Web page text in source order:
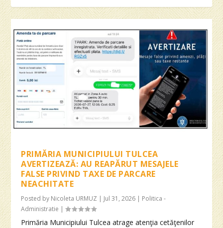
PRIMĂRIA MUNICIPIULUI TULCEA
AVERTIZEAZĂ: AU REAPĂRUT MESAJELE
FALSE PRIVIND TAXE DE PARCARE
NEACHITATE
Posted by Nicoleta URMUZ | Jul 31, 2026 | Politica -
Administratie |
Primăria Municipiului Tulcea atrage atenţia cetăţenilor